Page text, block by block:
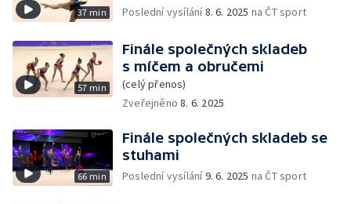
37 min Poslední vysílání8. 6. 2025 na ČT sport
57 min
Finále společných skladeb
s míčem a obručemi
(celý přenos)
Zveřejněno8. 6. 2025
66 min
Finále společných skladeb se
stuhami
Poslední vysílání9. 6. 2025 na ČT sport